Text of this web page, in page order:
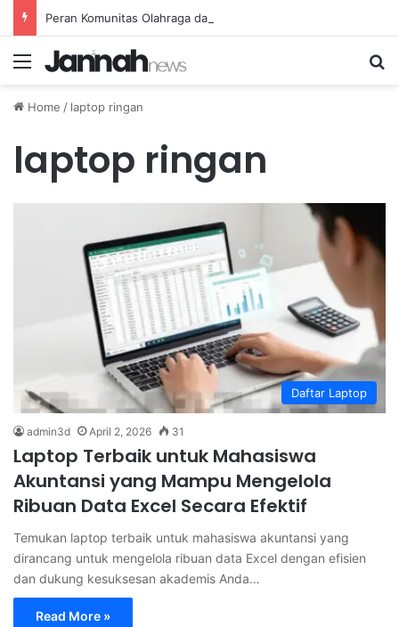
Menu
Home / laptop ringan
laptop ringan
Daftar Laptop
admin3d April 2, 2026 31
Laptop Terbaik untuk Mahasiswa
Akuntansi yang Mampu Mengelola
Ribuan Data Excel Secara Efektif
Temukan laptop terbaik untuk mahasiswa akuntansi yang
dirancang untuk mengelola ribuan data Excel dengan efisien
dan dukung kesuksesan akademis Anda…
Read More »